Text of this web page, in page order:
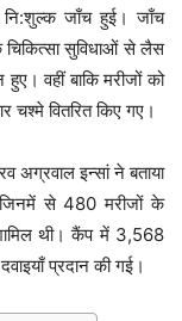
जाँच हुई। जाँच
सुविधाओं से लैस
वहीं बाकि मरीजों को
चश्मे वितरित किए गए।
अग्रवाल इन्सां ने बताया
से 480 मरीजों के
थी। कैंप में 3,568
प्रदान की गई।